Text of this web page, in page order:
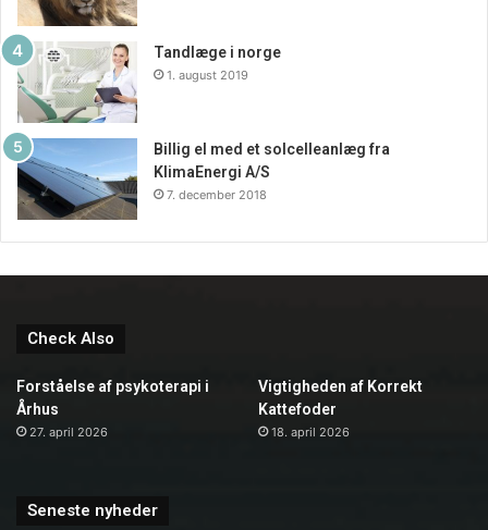
Tandlæge i norge
1. august 2019
Billig el med et solcelleanlæg fra
KlimaEnergi A/S
7. december 2018
Check Also
Forståelse af psykoterapi i
Århus
27. april 2026
Vigtigheden af Korrekt
Kattefoder
18. april 2026
Seneste nyheder